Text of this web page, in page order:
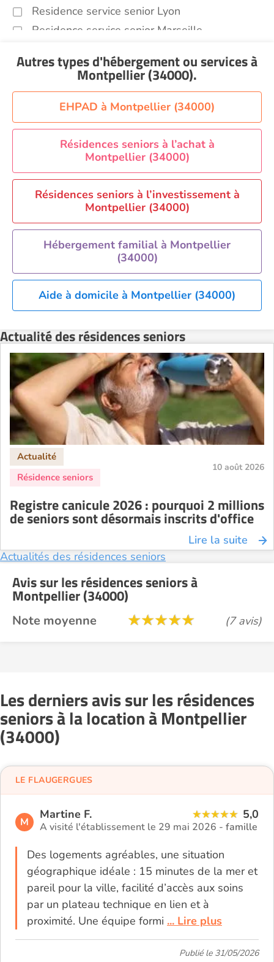
Residence service senior Lyon
Residence service senior Marseille
Residence service senior Montélimar
Residence service senior Nantes
Residence service senior Nîmes
Residence service senior Orléans
Residence service senior Perpignan
Residence service senior Rennes
Residence service senior Strasbourg
Residence service senior Toulouse
Recherche par ville
Autres types d'hébergement ou servicesà
Montpellier (34000).
EHPAD à Montpellier (34000)
Résidences seniors à l’achat à
Montpellier (34000)
Résidences seniors à l’investissement à
Montpellier (34000)
Hébergement familial à Montpellier
(34000)
Aide à domicile à Montpellier (34000)
Actualité des résidences seniors
10 août 2026
Registre canicule 2026 : pourquoi 2 millions
de seniors sont désormais inscrits d'office
Lire la suite
Actualités des résidences seniors
Avis sur les résidences seniors à
Montpellier (34000)
Note moyenne (7 avis)
Les derniers avis sur les résidences
seniors à la location à Montpellier
(34000)
M
Martine F. 5,0
A visité l'établissement le 29 mai 2026 - famille
Des logements agréables, une situation
géographique idéale : 15 minutes de la mer et
pareil pour la ville, facilité d’accès aux soins
par un plateau technique en lien et à
proximité. Une équipe formi ... Lire plus
LE FLAUGERGUES
Publié le 31/05/2026